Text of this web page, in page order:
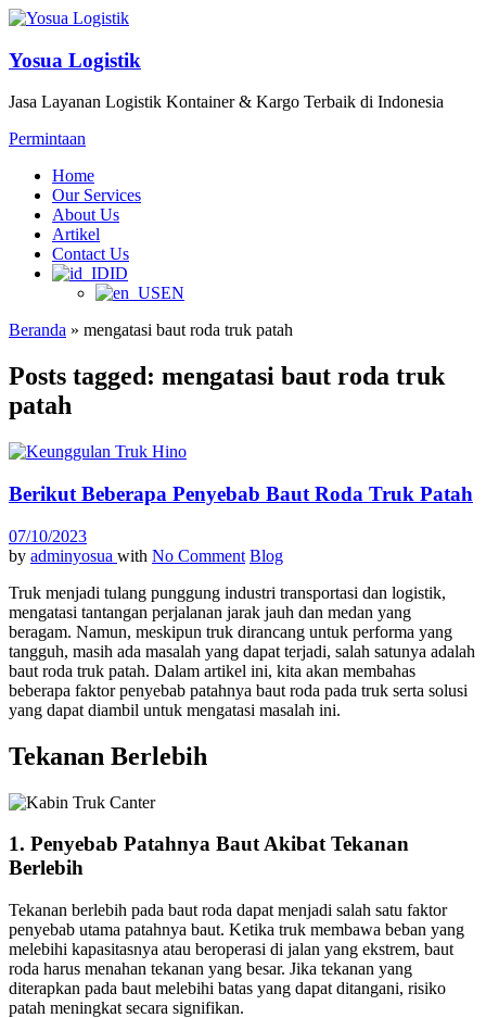
Yosua Logistik
Jasa Layanan Logistik Kontainer & Kargo Terbaik di Indonesia
Permintaan
Home
Our Services
About Us
Artikel
Contact Us
ID
EN
Beranda » mengatasi baut roda truk patah
Posts tagged: mengatasi baut roda truk
patah
Berikut Beberapa Penyebab Baut Roda Truk Patah
07/10/2023
by adminyosua with No Comment Blog
Truk menjadi tulang punggung industri transportasi dan logistik,
mengatasi tantangan perjalanan jarak jauh dan medan yang
beragam. Namun, meskipun truk dirancang untuk performa yang
tangguh, masih ada masalah yang dapat terjadi, salah satunya adalah
baut roda truk patah. Dalam artikel ini, kita akan membahas
beberapa faktor penyebab patahnya baut roda pada truk serta solusi
yang dapat diambil untuk mengatasi masalah ini.
Tekanan Berlebih
1. Penyebab Patahnya Baut Akibat Tekanan
Berlebih
Tekanan berlebih pada baut roda dapat menjadi salah satu faktor
penyebab utama patahnya baut. Ketika truk membawa beban yang
melebihi kapasitasnya atau beroperasi di jalan yang ekstrem, baut
roda harus menahan tekanan yang besar. Jika tekanan yang
diterapkan pada baut melebihi batas yang dapat ditangani, risiko
patah meningkat secara signifikan.